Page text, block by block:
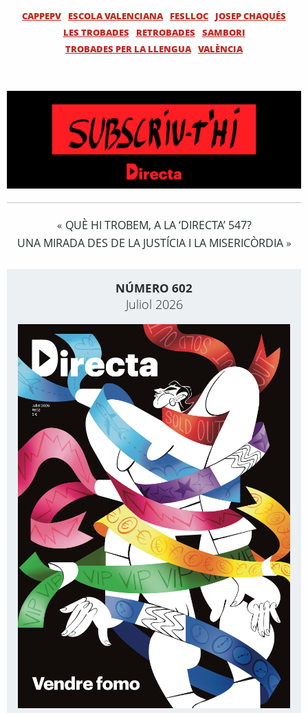
CAPPEPV ESCOLA VALENCIANA FESLLOC
JOSEP CHAQUÉS
LES TROBADES
RETROBADES
SAMBORI
TROBADES PER LA LLENGUA VALÈNCIA
« QUÈ HI TROBEM, A LA ‘DIRECTA’ 547?
UNA MIRADA DES DE LA JUSTÍCIA I LA MISERICÒRDIA»
NÚMERO 602
Juliol 2026